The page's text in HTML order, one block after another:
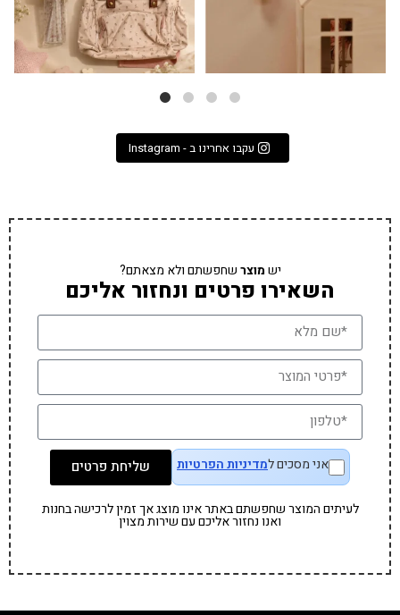
עקבו אחרינו ב - Instagram
ישמוצרשחפשתם ולא מצאתם?
השאירו פרטים ונחזור אליכם
אני מסכים למדיניות הפרטיות שליחת פרטים
לעיתים המוצר שחפשתם באתר אינו מוצג אך זמין לרכישה בחנות
ואנו נחזור אליכם עם שירות מצוין